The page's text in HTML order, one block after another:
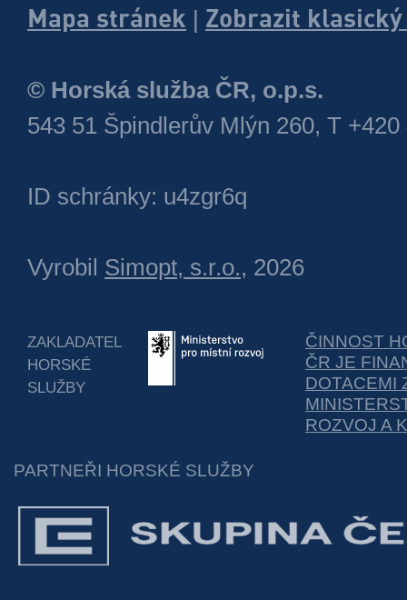
Mapa stránek
Zobrazit
© Horská služba ČR, o.p.s.
543 51 Špindlerův Mlýn 260, T +420
ID schránky: u4zgr6q
Vyrobil Simopt, s.r.o., 2026
ZAKLADATEL
HORSKÉ
SLUŽBY
ČINNOST
ČR JE
DOTACEMI
ROZVOJ A
PARTNEŘI HORSKÉ SLUŽBY